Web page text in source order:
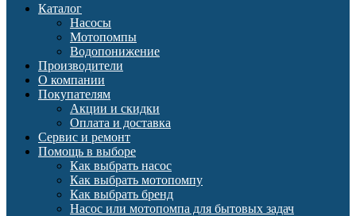
Каталог
Насосы
Мотопомпы
Водопонижение
Производители
О компании
Покупателям
Акции и скидки
Оплата и доставка
Сервис и ремонт
Помощь в выборе
Как выбрать насос
Как выбрать мотопомпу
Как выбрать бренд
Насос или мотопомпа для бытовых задач